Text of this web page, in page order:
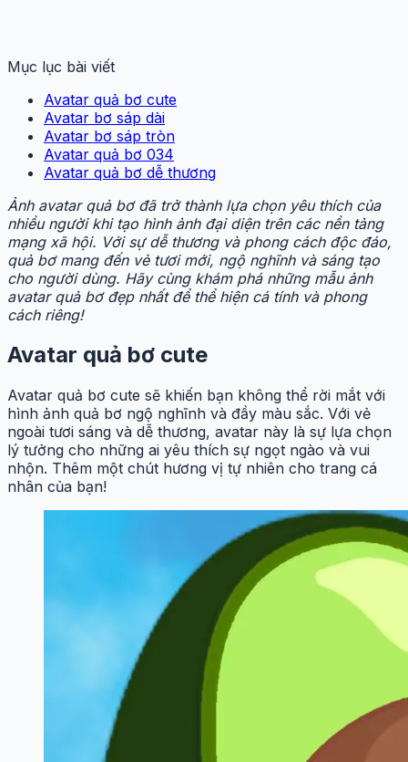
Mục lục bài viết
Avatar quả bơ cute
Avatar bơ sáp dài
Avatar bơ sáp tròn
Avatar quả bơ 034
Avatar quả bơ dễ thương
Ảnh avatar quả bơ đã trở thành lựa chọn yêu thích của
nhiều người khi tạo hình ảnh đại diện trên các nền tảng
mạng xã hội. Với sự dễ thương và phong cách độc đáo,
quả bơ mang đến vẻ tươi mới, ngộ nghĩnh và sáng tạo
cho người dùng. Hãy cùng khám phá những mẫu ảnh
avatar quả bơ đẹp nhất để thể hiện cá tính và phong
cách riêng!
Avatar quả bơ cute
Avatar quả bơ cute sẽ khiến bạn không thể rời mắt với
hình ảnh quả bơ ngộ nghĩnh và đầy màu sắc. Với vẻ
ngoài tươi sáng và dễ thương, avatar này là sự lựa chọn
lý tưởng cho những ai yêu thích sự ngọt ngào và vui
nhộn. Thêm một chút hương vị tự nhiên cho trang cá
nhân của bạn!